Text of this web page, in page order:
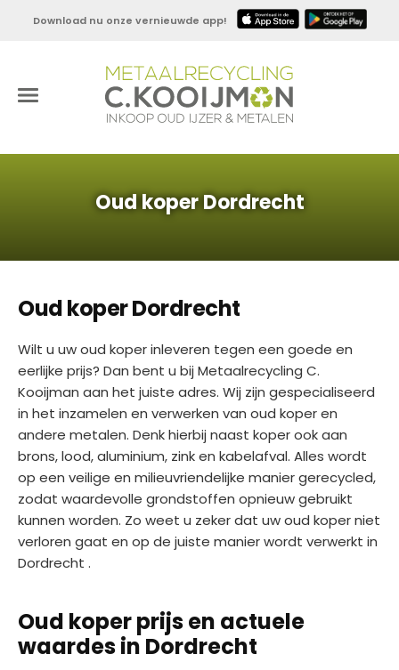
Download nu onze vernieuwde app!
Oud koper Dordrecht
Oud koper Dordrecht
Wilt u uw oud koper inleveren tegen een goede en
eerlijke prijs? Dan bent u bij Metaalrecycling C.
Kooijman aan het juiste adres. Wij zijn gespecialiseerd
in het inzamelen en verwerken van oud koper en
andere metalen. Denk hierbij naast koper ook aan
brons, lood, aluminium, zink en kabelafval. Alles wordt
op een veilige en milieuvriendelijke manier gerecycled,
zodat waardevolle grondstoffen opnieuw gebruikt
kunnen worden. Zo weet u zeker dat uw oud koper niet
verloren gaat en op de juiste manier wordt verwerkt in
Dordrecht .
Oud koper prijs en actuele
waardes in Dordrecht